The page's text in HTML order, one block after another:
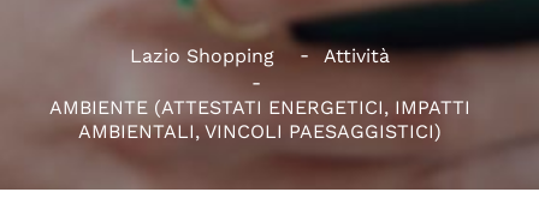
Lazio Shopping Attività
AMBIENTE (ATTESTATI ENERGETICI, IMPATTI
AMBIENTALI, VINCOLI PAESAGGISTICI)